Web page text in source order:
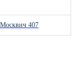
Москвич 407